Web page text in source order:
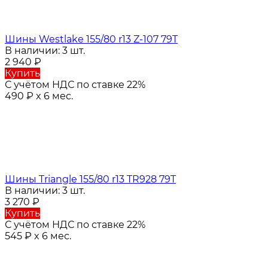
Шины Westlake 155/80 r13 Z-107 79T
В наличии: 3 шт.
2 940 ₽
Купить
С учётом НДС по ставке 22%
490 ₽ x 6 мес.
Шины Triangle 155/80 r13 TR928 79T
В наличии: 3 шт.
3 270 ₽
Купить
С учётом НДС по ставке 22%
545 ₽ x 6 мес.